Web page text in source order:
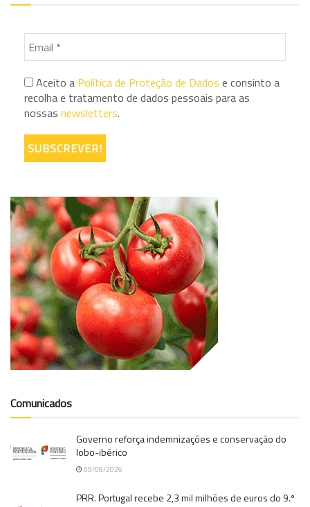
Aceito a Política de Proteção de Dados e consinto a
recolha e tratamento de dados pessoais para as
nossas newsletters.
Comunicados
Governo reforça indemnizações e conservação do
lobo-ibérico
09/08/2026
PRR. Portugal recebe 2,3 mil milhões de euros do 9.º